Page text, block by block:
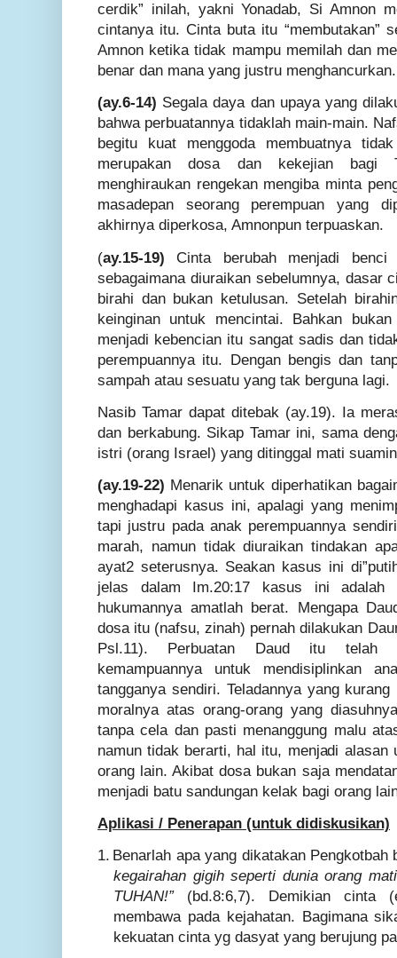
cerdik” inilah, yakni Yonadab, Si Amnon
cintanya itu. Cinta buta itu “membutakan”
Amnon ketika tidak mampu memilah dan
benar dan mana yang justru menghancurkan.
(ay.6-14) Segala daya dan upaya yang
bahwa perbuatannya tidaklah main-main.
begitu kuat menggoda membuatnya
merupakan dosa dan kekejian bagi
menghiraukan rengekan mengiba minta
masadepan seorang perempuan yang
akhirnya diperkosa, Amnonpun terpuaskan.
(ay.15-19)
Cinta berubah menjadi
sebagaimana diuraikan sebelumnya, dasar
birahi dan bukan ketulusan. Setelah
keinginan untuk mencintai. Bahkan
menjadi kebencian itu sangat sadis dan
perempuannya itu. Dengan bengis dan
sampah atau sesuatu yang tak berguna lagi.
Nasib Tamar dapat ditebak (ay.19). Ia
dan berkabung. Sikap Tamar ini, sama
istri (orang Israel) yang ditinggal mati
(ay.19-22) Menarik untuk diperhatikan
menghadapi kasus ini, apalagi yang
tapi justru pada anak perempuannya
marah, namun tidak diuraikan tindakan
ayat2 seterusnya. Seakan kasus ini
jelas dalam Im.20:17 kasus ini adalah
hukumannya amatlah berat. Mengapa
dosa itu (nafsu, zinah) pernah dilakukan
Psl.11). Perbuatan Daud itu telah
kemampuannya untuk mendisiplinkan
tangganya sendiri. Teladannya yang
moralnya atas orang-orang yang
tanpa cela dan pasti menanggung malu
namun tidak berarti, hal itu, menjadi alasan
orang lain. Akibat dosa bukan saja
menjadi batu sandungan kelak bagi orang
Aplikasi / Penerapan (untuk didiskusikan)
1. Benarlah apa yang dikatakan Pengkotbah
kegairahan gigih seperti dunia orang
TUHAN!”(bd.8:6,7). Demikian cinta
membawa pada kejahatan. Bagimana
kekuatan cinta yg dasyat yang berujung